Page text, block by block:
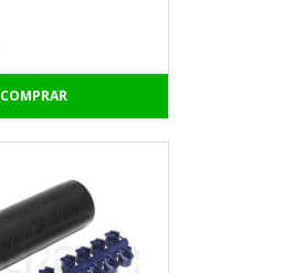
COMPRAR